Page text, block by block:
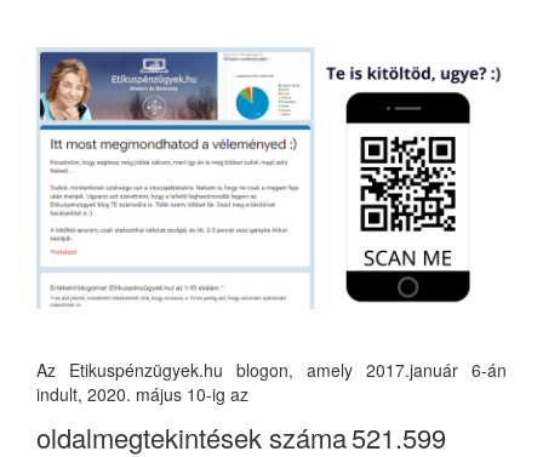
Az Etikuspénzügyek.hu blogon, amely 2017.január 6-án
indult, 2020. május 10-ig az
oldalmegtekintések száma521.599